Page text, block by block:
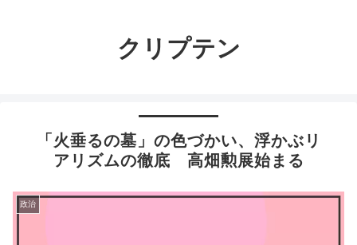
クリプテン
「火垂るの墓」の色づかい、浮かぶリ
アリズムの徹底 高畑勲展始まる
政治